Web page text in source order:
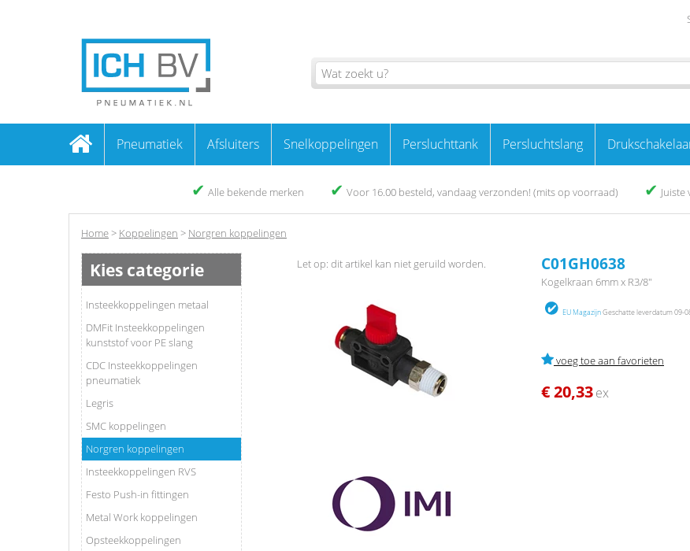
Pneumatiek Afsluiters Snelkoppelingen Persluchttank Persluchtslang
✔ Alle bekende merken ✔ Voor 16.00 besteld, vandaag verzonden! (mits op voorraad) ✔
Home> Koppelingen > Norgren koppelingen
Kies categorie
Insteekkoppelingen metaal
DMFit Insteekkoppelingen
kunststof voor PE slang
CDC Insteekkoppelingen
pneumatiek
Legris
SMC koppelingen
Norgren koppelingen
Insteekkoppelingen RVS
Festo Push-in fittingen
Metal Work koppelingen
Opsteekkoppelingen
Let op: dit artikel kan niet geruild worden. C01GH0638
Kogelkraan 6mm x R3/8"
EU MagazijnGeschatte leverdatum 09-
voeg toe aan favorieten
€ 20,33ex